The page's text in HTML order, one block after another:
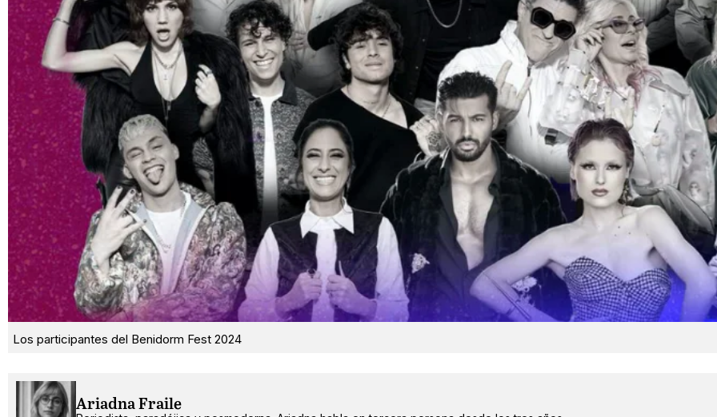
Los participantes del Benidorm Fest 2024
Ariadna Fraile